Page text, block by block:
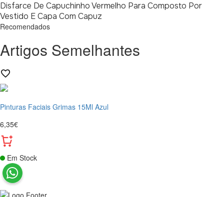
Disfarce De Capuchinho Vermelho Para Composto Por
Vestido E Capa Com Capuz
Recomendados
Artigos Semelhantes
Pinturas Faciais Grimas 15Ml Azul
6,35€
Em Stock